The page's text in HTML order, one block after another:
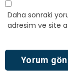
Daha sonraki
adresim ve site